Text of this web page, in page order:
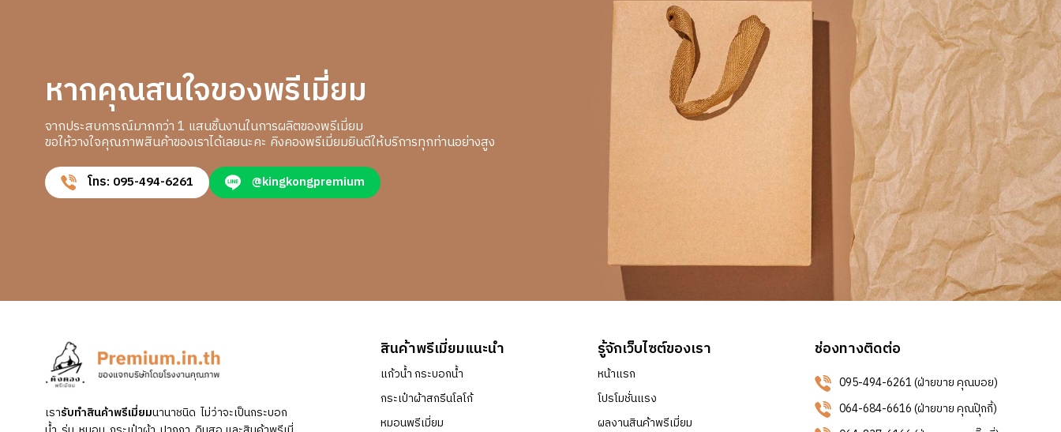
หากคุณสนใจของพรีเมี่ยม
จากประสบการณ์มากกว่า 1 แสนชิ้นงานในการผลิตของพรีเมี่ยม
ขอให้วางใจคุณภาพสินค้าของเราได้เลยนะคะ คิงคองพรีเมี่ยมยินดีให้บริการทุกท่านอย่างสูง
โทร: 095-494-6261 @kingkongpremium
เรารับทำสินค้าพรีเมี่ยมนานาชนิด ไม่ว่าจะเป็นกระบอก
สินค้าพรีเมี่ยมแนะนำ
แก้วน้ำ กระบอกน้ำ
กระเป๋าผ้าสกรีนโลโก้
หมอนพรีเมี่ยม
รู้จักเว็บไซต์ของเรา
หน้าแรก
โปรโมชั่นแรง
ผลงานสินค้าพรีเมี่ยม
ช่องทางติดต่อ
095-494-6261 (ฝ่ายขาย คุณบอย)
064-684-6616 (ฝ่ายขาย คุณปุ๊กกี้)